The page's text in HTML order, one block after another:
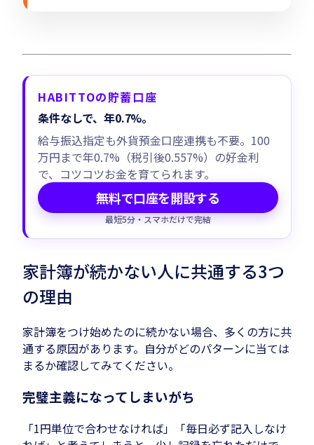
HABITTOの貯蓄口座
条件なしで、年0.7%。
給与振込指定も外貨預金口座連携も不要。100
万円まで年0.7%（税引後0.557%）の好金利
で、コツコツお金を育てられます。
無料で口座を開設する
最短5分・スマホだけで完結
家計簿が続かない人に共通する3つ
の理由
家計簿をつけ始めたのに続かない場合、多くの方に共
通する原因があります。自分がどのパターンに当ては
まるか確認してみてください。
完璧主義になってしまいがち
「1円単位で合わせなければ」「毎日必ず記入しなけ